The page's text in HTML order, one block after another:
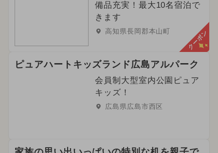
備品充実！最大10名宿泊で
きます
高知県長岡郡本山町 クーポン
ピュアハートキッズランド広島アルパーク
会員制大型室内公園ピュア
キッズ！
広島県広島市西区